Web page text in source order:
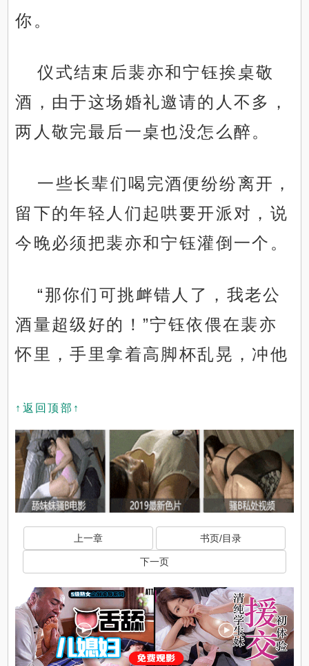
你。
仪式结束后裴亦和宁钰挨桌敬
酒，由于这场婚礼邀请的人不多，
两人敬完最后一桌也没怎么醉。
一些长辈们喝完酒便纷纷离开，
留下的年轻人们起哄要开派对，说
今晚必须把裴亦和宁钰灌倒一个。
“那你们可挑衅错人了，我老公
酒量超级好的！”宁钰依偎在裴亦
怀里，手里拿着高脚杯乱晃，冲他
↑返回顶部↑
上一章 书页/目录
下一页